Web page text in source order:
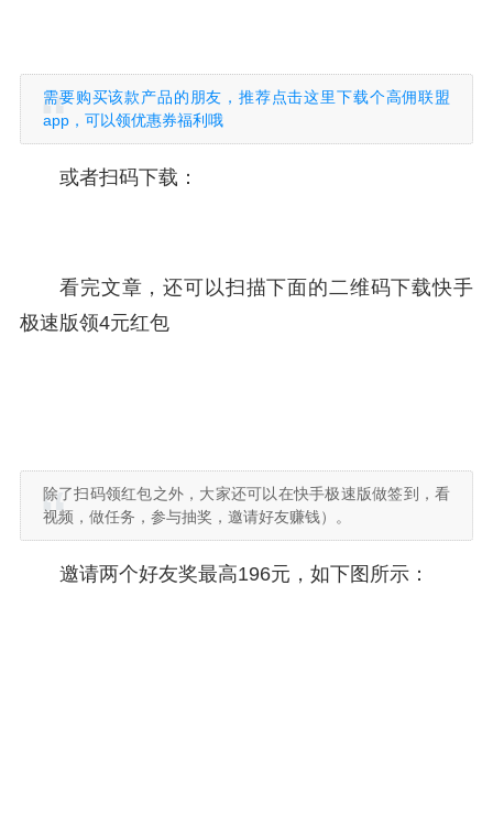
需要购买该款产品的朋友，推荐点击这里下载个高佣联盟
app，可以领优惠券福利哦
或者扫码下载：
看完文章，还可以扫描下面的二维码下载快手
极速版领4元红包
除了扫码领红包之外，大家还可以在快手极速版做签到，看
视频，做任务，参与抽奖，邀请好友赚钱）。
邀请两个好友奖最高196元，如下图所示：